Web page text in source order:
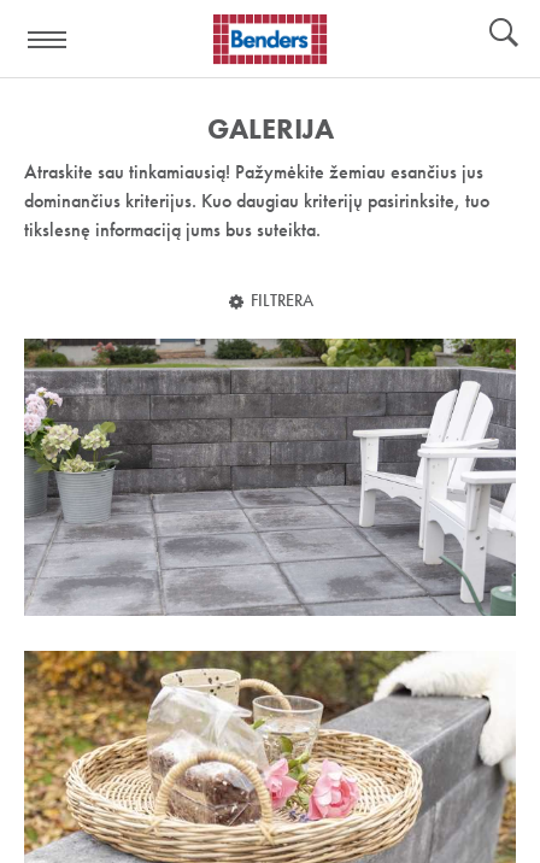
nuoroda:
GALERIJA
Atraskite sau tinkamiausią! Pažymėkite žemiau esančius jus
dominančius kriterijus. Kuo daugiau kriterijų pasirinksite, tuo
tikslesnę informaciją jums bus suteikta.
FILTRERA